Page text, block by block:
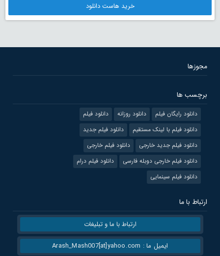
خرید هاست دانلود
مجوزها
برچسب ها
دانلود رایگان فیلم دانلود روزانه
دانلود فیلم
دانلود فیلم با لینک مستقیم
دانلود فیلم جدید
دانلود فیلم جدید خارجی
دانلود فیلم خارجی
دانلود فیلم خارجی دوبله فارسی
دانلود فیلم درام
دانلود فیلم سینمایی
ارتباط با ما
ارتباط با ما و تبلیغات
ایمیل ما : Arash_Mash007[at]yahoo.com